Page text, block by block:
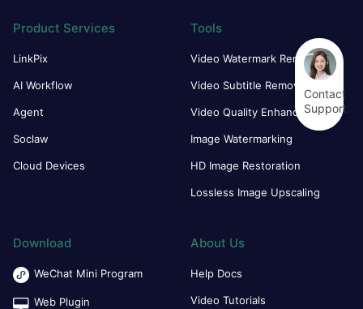
Product Services
LinkPix
AI Workflow
Agent
Soclaw
Cloud Devices
Tools
Video Watermark Remover
Video Subtitle Remover
Video Quality Enhancer
Image Watermarking
HD Image Restoration
Lossless Image Upscaling
Download
WeChat Mini Program
Web Plugin
About Us
Help Docs
Video Tutorials
Contact
Support